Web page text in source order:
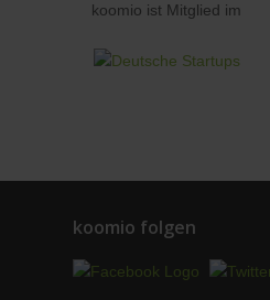
koomio ist Mitglied im
koomio folgen